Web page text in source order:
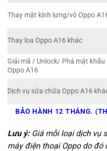
Thay mặt kính lưng/vỏ Oppo
Thay loa Oppo A16 khác
Giải mã / Unlock/ Phá mật khẩu
Oppo A16
Dịch vụ sửa chữa Oppo A16
BẢO HÀNH 12 THÁNG.
Lưu ý:Giá mỗi loại dịch vụ
máy điện thoại Oppo do đó